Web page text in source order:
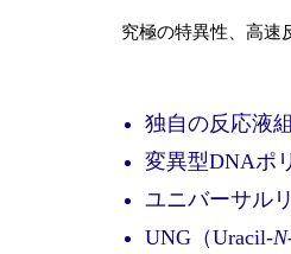
究極の特異性、高速
独自の反応液
変異型DNAポ
ユニバーサル
UNG（Uracil-N